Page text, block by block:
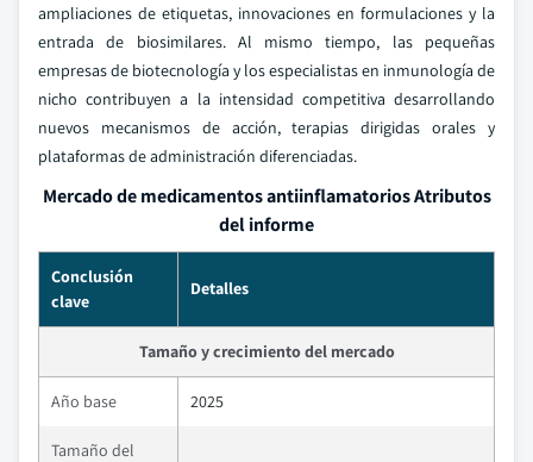
ampliaciones de etiquetas, innovaciones en formulaciones y la
entrada de biosimilares. Al mismo tiempo, las pequeñas
empresas de biotecnología y los especialistas en inmunología de
nicho contribuyen a la intensidad competitiva desarrollando
nuevos mecanismos de acción, terapias dirigidas orales y
plataformas de administración diferenciadas.
Mercado de medicamentos antiinflamatorios Atributos
del informe
Conclusión
clave
Detalles
Tamaño y crecimiento del mercado
Año base 2025
Tamaño del